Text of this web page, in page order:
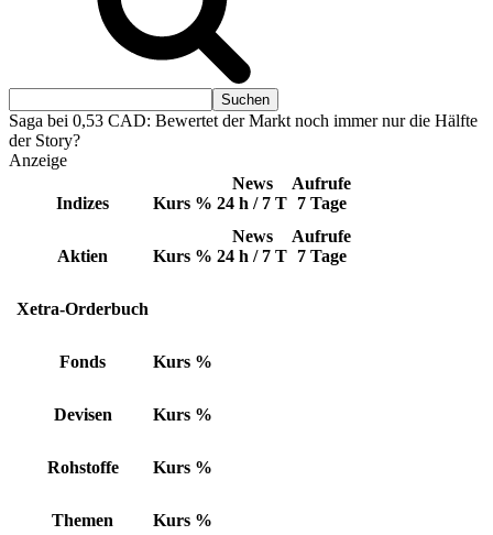
Saga bei 0,53 CAD: Bewertet der Markt noch immer nur die Hälfte
der Story?
Anzeige
Indizes Kurs %
News
24 h / 7 T
Aufrufe
7 Tage
Aktien Kurs %
News
24 h / 7 T
Aufrufe
7 Tage
Xetra-Orderbuch
Fonds Kurs %
Devisen Kurs %
Rohstoffe Kurs %
Themen Kurs %